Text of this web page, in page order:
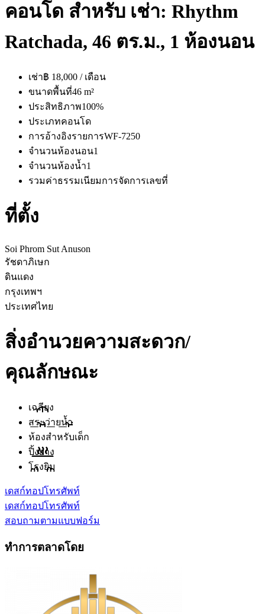
คอนโด สำหรับ เช่า: Rhythm
Ratchada, 46 ตร.ม., 1 ห้องนอน
เช่า฿ 18,000 / เดือน
ขนาดพื้นที่46 m²
ประสิทธิภาพ100%
ประเภทคอนโด
การอ้างอิงรายการWF-7250
จำนวนห้องนอน1
จำนวนห้องน้ำ1
รวมค่าธรรมเนียมการจัดการเลขที่
ที่ตั้ง
Soi Phrom Sut Anuson
รัชดาภิเษก
ดินแดง
กรุงเทพฯ
ประเทศไทย
สิ่งอำนวยความสะดวก/
คุณลักษณะ
เฉลียง
สระว่ายน้ำ
ห้องสำหรับเด็ก
ปิ้งย่าง
โรงยิม
เดสก์ทอปโทรศัพท์
เดสก์ทอปโทรศัพท์
สอบถามตามแบบฟอร์ม
ทำการตลาดโดย